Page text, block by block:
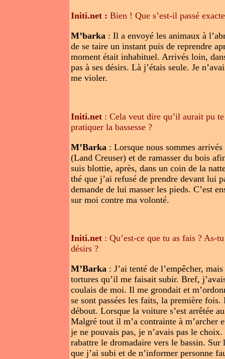
Initi.net : Bien ! Que s’est-il passé
M’barka : Il a envoyé les animaux à
de se taire un instant puis de reprendre
moment était inhabituel. Arrivés loin,
pas à ses désirs. Là j’étais seule. Je
me violer.
Initi.net : Cela veut dire qu’il aurait pu
pratiquer la bassesse ?
M’Barka : Lorsque nous sommes
(Land Creuser) et de ramasser du bois
suis blottie, après, dans un coin de la
thé que j’ai refusé de prendre devant lui
demande de lui masser les pieds. C’est
sur moi contre ma volonté.
Initi.net : Qu’est-ce que tu as fais ? As-
désirs ?
M’Barka : J’ai tenté de l’empêcher,
tortures qu’il me faisait subir. Bref,
coulais de moi. Il me grondait et
se sont passées les faits, la première
débout. Lorsque la voiture s’est arrêtée
Malgré tout il m’a contrainte à m’archer
je ne pouvais pas, je n’avais pas le
rabattre le dromadaire vers le bassin.
que j’ai subi et de n’informer personne